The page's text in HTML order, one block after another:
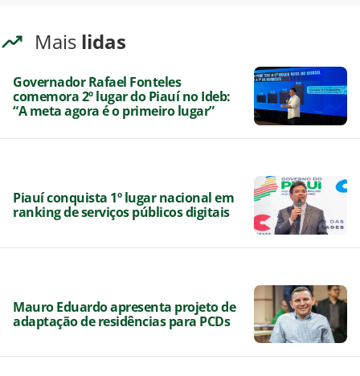
Mais lidas
Governador Rafael Fonteles
comemora 2º lugar do Piauí no Ideb:
“A meta agora é o primeiro lugar”
Piauí conquista 1º lugar nacional em
ranking de serviços públicos digitais
Mauro Eduardo apresenta projeto de
adaptação de residências para PCDs